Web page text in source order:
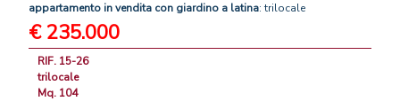
appartamento invendita con giardino a latina: trilocale
€ 235.000
RIF. 15-26
trilocale
Mq. 104